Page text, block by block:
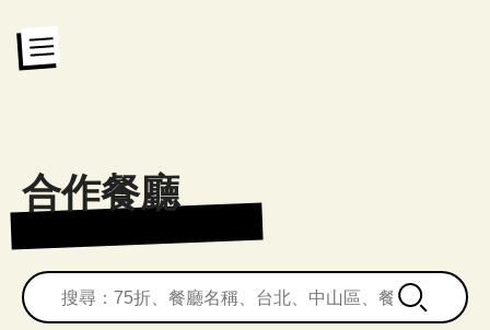
合作餐廳